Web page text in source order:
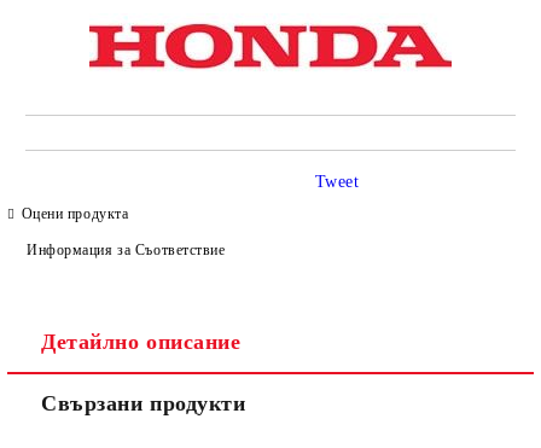
Оцени продукта
Информация за Съответствие
Tweet
Детайлно описание
Свързани продукти